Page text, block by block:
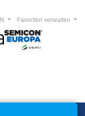
Favoriten verwalten